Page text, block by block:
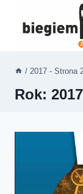
/ 2017- Strona
Rok: 2017